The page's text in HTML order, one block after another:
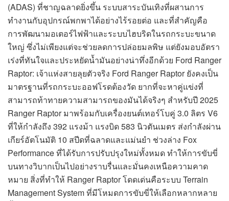
(ADAS) ที่ชาญฉลาดยิ่งขึ้น ระบบสาระบันเทิงที่ผสานการ
ทำงานกับอุปกรณ์พกพาได้อย่างไร้รอยต่อ และที่สำคัญคือ
การพัฒนามอเตอร์ไฟฟ้าและระบบไฮบริดในรถกระบะขนาด
ใหญ่ ซึ่งไม่เพียงแต่จะช่วยลดการปล่อยมลพิษ แต่ยังมอบอัตรา
เร่งที่ทันใจและประหยัดน้ำมันอย่างน่าทึ่งอีกด้วย Ford Ranger
Raptor: เจ้าแห่งสายลุยตัวจริง Ford Ranger Raptor ยังคงเป็น
มาตรฐานที่รถกระบะออฟโรดต้องวัด ยากที่จะหาคู่แข่งที่
สามารถท้าทายความสามารถของมันได้จริงๆ สำหรับปี 2025
Ranger Raptor มาพร้อมกับเครื่องยนต์เทอร์โบคู่ 3.0 ลิตร V6
ที่ให้กำลังถึง 392 แรงม้า แรงบิด 583 นิวตันเมตร ส่งกำลังผ่าน
เกียร์อัตโนมัติ 10 สปีดที่ฉลาดและแม่นยำ ช่วงล่าง Fox
Performance ที่ได้รับการปรับปรุงใหม่ทั้งหมด ทำให้การขับขี่
บนทางวิบากเป็นไปอย่างราบรื่นและมั่นคงเหนือความคาด
หมาย สิ่งที่ทำให้ Ranger Raptor โดดเด่นคือระบบ Terrain
Management System ที่มีโหมดการขับขี่ให้เลือกหลากหลาย